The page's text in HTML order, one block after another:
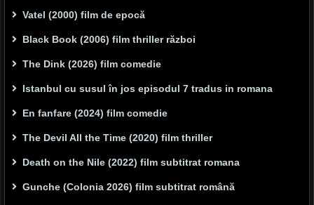
Vatel (2000) film de epocă
Black Book (2006) film thriller război
The Dink (2026) film comedie
Istanbul cu susul în jos episodul 7 tradus in romana
En fanfare (2024) film comedie
The Devil All the Time (2020) film thriller
Death on the Nile (2022) film subtitrat romana
Gunche (Colonia 2026) film subtitrat română